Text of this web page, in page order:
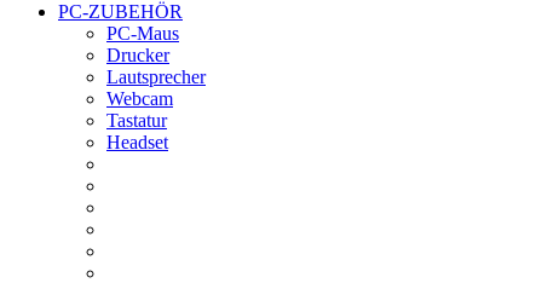
PC-ZUBEHÖR
PC-Maus
Drucker
Lautsprecher
Webcam
Tastatur
Headset